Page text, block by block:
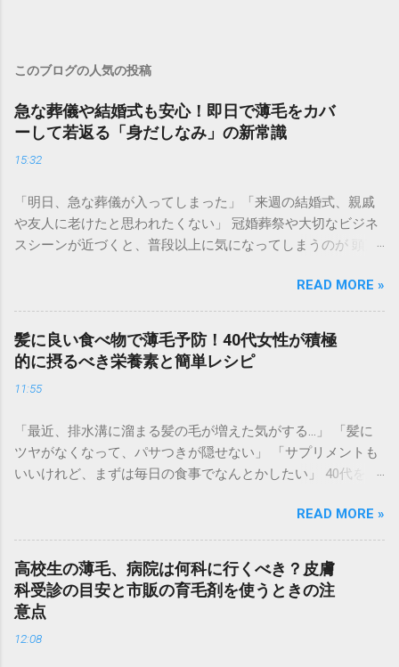
このブログの人気の投稿
急な葬儀や結婚式も安心！即日で薄毛をカバ
ーして若返る「身だしなみ」の新常識
15:32
「明日、急な葬儀が入ってしまった」「来週の結婚式、親戚
や友人に老けたと思われたくない」 冠婚葬祭や大切なビジネ
スシーンが近づくと、普段以上に気になってしまうのが 頭頂
見てショックを受けたり、お辞儀をする瞬間に「頭を見られ
ているかも」と不安になったりするのは、非常に辛いもので
す。育毛には時間がかかりますが、冠婚葬祭は待ってくれま
せん。 実は、現代の「大人の身だしなみ」として、 即日で薄
毛をカバーして若々しい印象を取り戻すテクニック が定着し
つつあります。マナーとしての清潔感を整え、自信を持って
す。 なぜ冠婚葬祭では「薄毛カバー」が重要なのか？ 冠婚葬
祭は、久々に会う親戚や知人が一堂に会する場です。そこで
の第一印象は、その後のイメージに大きく影響を与えます。
肌の白さが強調されます。そのため、地肌の透けが普段より
も目立ってしまう傾向があります。 写真や動画に残る : 結婚
式などの慶事では、一生残る写真に記録されます。後で見返
したときに後悔しない準備が必要です。 清潔感とエチケット :
髪を整えることは、相手への敬意でもあります。ボリューム
READ MORE »
髪に良い食べ物で薄毛予防！40代女性が積極
的に摂るべき栄養素と簡単レシピ
11:55
「最近、排水溝に溜まる髪の毛が増えた気がする…」 「髪に
ツヤがなくなって、パサつきが隠せない」 「サプリメントも
いいけれど、まずは毎日の食事でなんとかしたい」 40代を迎
す。実は、髪は「血余（けつよ）」とも呼ばれ、体内の栄養
が十分に行き渡った後、最後に余った栄養で作られる場所。
つまり、**髪の悩みは「体からの栄養不足のサイン」**かも
しれません。 高級なシャンプーや育毛剤を使う前に、まずは
体の中から「髪の材料」を届けてあげることが、根本的な薄
毛予防への近道です。 この記事では、40代女性が美髪を取り
戻すために欠かせない栄養素と、忙しい毎日でもパッと作れ
READ MORE »
高校生の薄毛、病院は何科に行くべき？皮膚
科受診の目安と市販の育毛剤を使うときの注
意点
12:08